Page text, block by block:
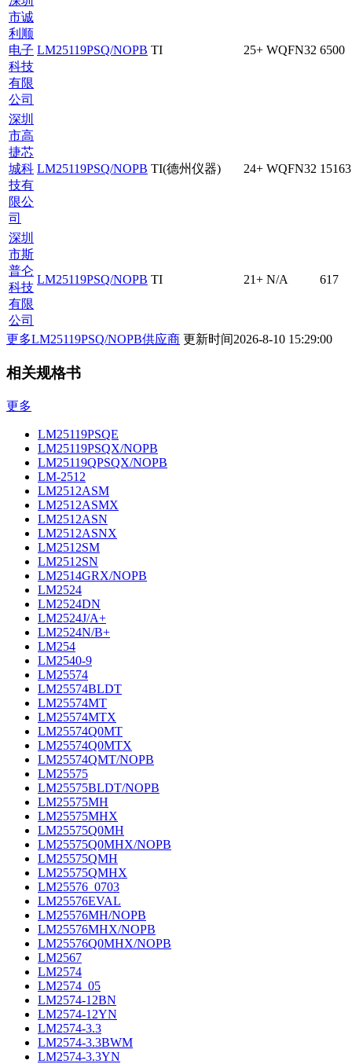
市诚
利顺
电子
科技
有限
公司
LM25119PSQ/NOPB TI 25+ WQFN32 6500
深圳
市高
捷芯
城科
技有
限公
司
LM25119PSQ/NOPB TI(德州仪器) 24+ WQFN32 15163
深圳
市斯
普仑
科技
有限
公司
LM25119PSQ/NOPB TI 21+ N/A 617
更多LM25119PSQ/NOPB供应商 更新时间2026-8-10 15:29:00
相关规格书
更多
LM25119PSQE
LM25119PSQX/NOPB
LM25119QPSQX/NOPB
LM-2512
LM2512ASM
LM2512ASMX
LM2512ASN
LM2512ASNX
LM2512SM
LM2512SN
LM2514GRX/NOPB
LM2524
LM2524DN
LM2524J/A+
LM2524N/B+
LM254
LM2540-9
LM25574
LM25574BLDT
LM25574MT
LM25574MTX
LM25574Q0MT
LM25574Q0MTX
LM25574QMT/NOPB
LM25575
LM25575BLDT/NOPB
LM25575MH
LM25575MHX
LM25575Q0MH
LM25575Q0MHX/NOPB
LM25575QMH
LM25575QMHX
LM25576_0703
LM25576EVAL
LM25576MH/NOPB
LM25576MHX/NOPB
LM25576Q0MHX/NOPB
LM2567
LM2574
LM2574_05
LM2574-12BN
LM2574-12YN
LM2574-3.3
LM2574-3.3BWM
LM2574-3.3YN